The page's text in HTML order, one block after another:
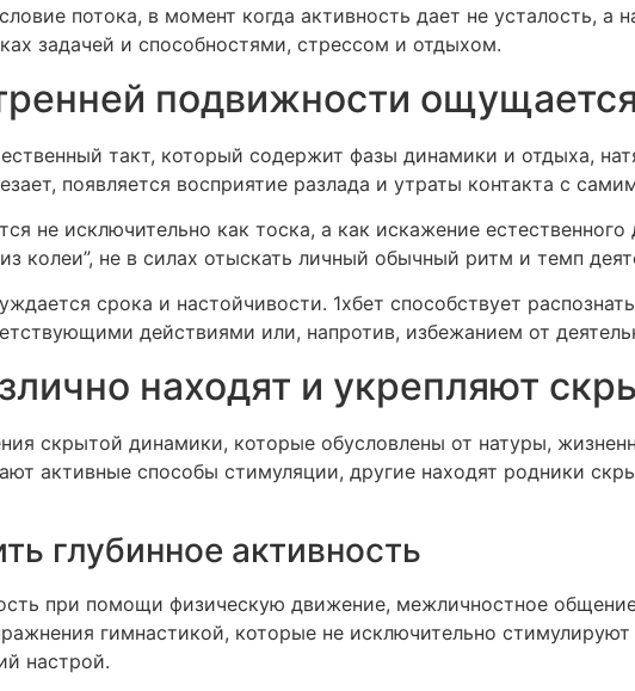
потока, в момент когда активность дает не усталость,
задачей и способностями, стрессом и отдыхом.
подвижности
такт, который содержит фазы динамики и отдыха,
появляется восприятие разлада и утраты контакта с
не исключительно как тоска, а как искажение
колеи”, не в силах отыскать личный обычный ритм и темп
срока и настойчивости. 1хбет способствует
действиями или, напротив, избежанием от
находят и укрепляют
скрытой динамики, которые обусловлены от натуры,
активные способы стимуляции, другие находят родники
глубинное активность
при помощи физическую движение, межличностное
гимнастикой, которые не исключительно
настрой.